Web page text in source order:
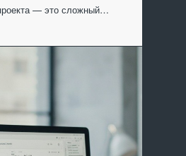
— это сложный…